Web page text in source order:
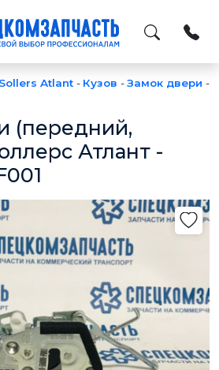
Sollers Atlant - Кузов -Замок двери -
(передний,
Атлант -